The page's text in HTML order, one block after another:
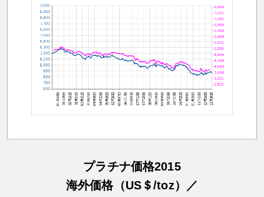
プラチナ価格2015
海外価格（US＄/toz）／